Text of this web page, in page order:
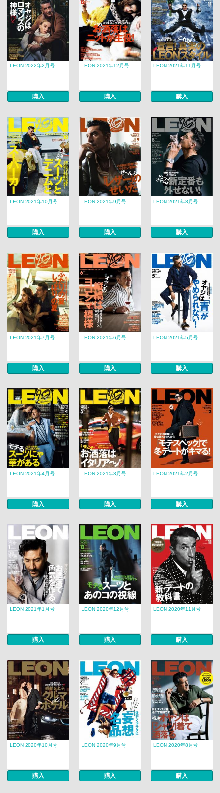
LEON 2022年2月号
購入
LEON 2021年12月号
購入
LEON 2021年11月号
購入
LEON 2021年10月号
購入
LEON 2021年9月号
購入
LEON 2021年8月号
購入
LEON 2021年7月号
購入
LEON 2021年6月号
購入
LEON 2021年5月号
購入
LEON 2021年4月号
購入
LEON 2021年3月号
購入
LEON 2021年2月号
購入
LEON 2021年1月号
購入
LEON 2020年12月号
購入
LEON 2020年11月号
購入
LEON 2020年10月号
購入
LEON 2020年9月号
購入
LEON 2020年8月号
購入